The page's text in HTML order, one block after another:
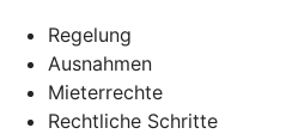
Regelung
Ausnahmen
Mieterrechte
Rechtliche Schritte